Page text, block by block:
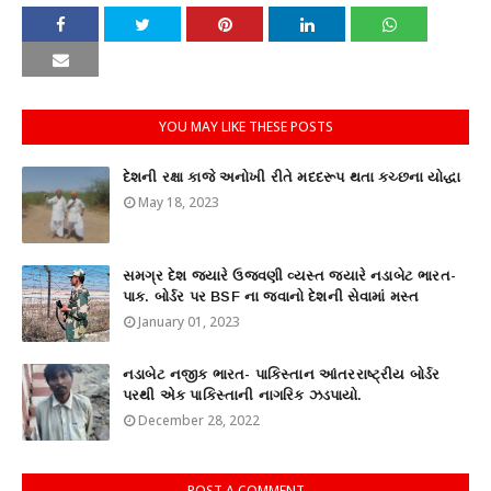
YOU MAY LIKE THESE POSTS
દેશની રક્ષા કાજે અનોખી રીતે મદદરૂપ થતા કચ્છના યોદ્ધા
May 18, 2023
સમગ્ર દેશ જ્યારે ઉજવણી વ્યસ્ત જ્યારે નડાબેટ ભારત-
પાક. બોર્ડર પર BSF ના જવાનો દેશની સેવામાં મસ્ત
January 01, 2023
નડાબેટ નજીક ભારત- પાકિસ્તાન આંતરરાષ્ટ્રીય બોર્ડર
પરથી એક પાકિસ્તાની નાગરિક ઝડપાયો.
December 28, 2022